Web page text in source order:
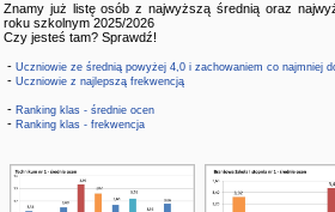
Znamy już listę osób z najwyższą średnią oraz
roku szkolnym 2025/2026
Czy jesteś tam? Sprawdź!
- Uczniowie ze średnią powyżej 4,0 i zachowaniem co najmniej
- Uczniowie z najlepszą frekwencją
- Ranking klas - średnie ocen
- Ranking klas - frekwencja